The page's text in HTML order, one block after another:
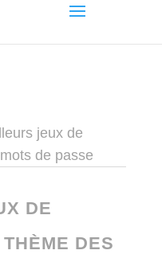
jeux de
de passe
DE
DES